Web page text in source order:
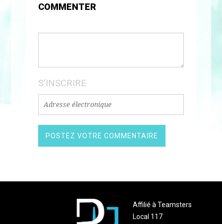
COMMENTER
S'INSCRIRE
Affilié à Teamsters
Local 117